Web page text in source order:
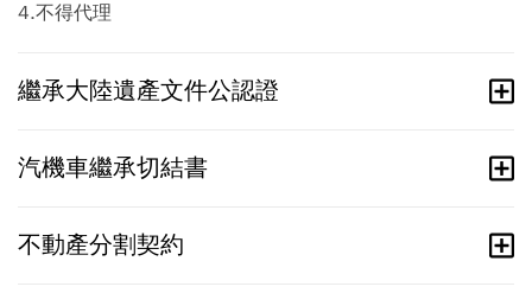
4.不得代理
繼承大陸遺產文件公認證
汽機車繼承切結書
不動產分割契約